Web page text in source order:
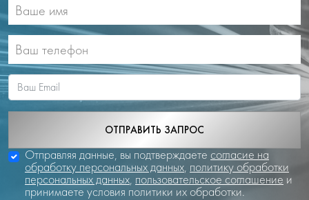
ОТПРАВИТЬ ЗАПРОС
Отправляя данные, вы подтверждаете согласие на
обработку персональных данных, политику обработки
персональных данных, пользовательское соглашение и
принимаете условия политики их обработки.